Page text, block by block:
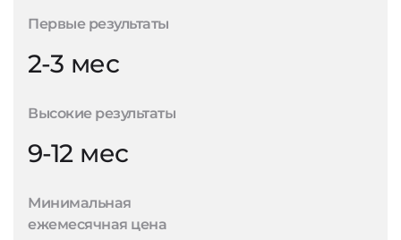
Первые результаты
2-3 мес
Высокие результаты
9-12 мес
Минимальная
ежемесячная цена